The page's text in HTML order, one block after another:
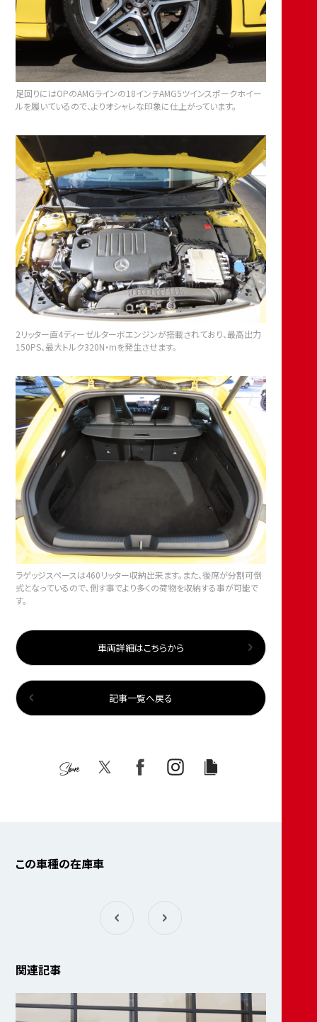
足回りにはOPのAMGラインの18インチAMG5ツインスポークホイー
ルを履いているので、よりオシャレな印象に仕上がっています。
2リッター直4ディーゼルターボエンジンが搭載されており、最高出力
150PS、最大トルク320N・mを発生させます。
ラゲッジスペースは460リッター収納出来ます。また、後席が分割可倒
式となっているので、倒す事でより多くの荷物を収納する事が可能で
す。
車両詳細はこちらから
記事一覧へ戻る
Share
この車種の在庫車
関連記事